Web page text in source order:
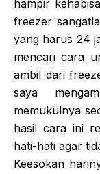
hampir
freezer
yang harus 24
mencari cara
ambil dari
saya
memukulnya
hasil cara ini
hati-hati agar
Keesokan